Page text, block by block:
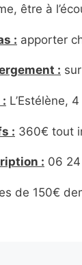
être à
: apporter
:
L’Estélène,
: 360€ tout
: 06
de 150€